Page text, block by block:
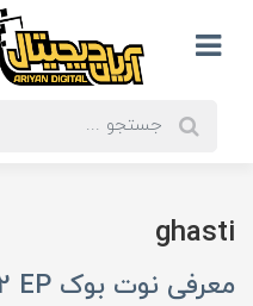
ghasti
معرفی نوت بوک ASUS K512 EP